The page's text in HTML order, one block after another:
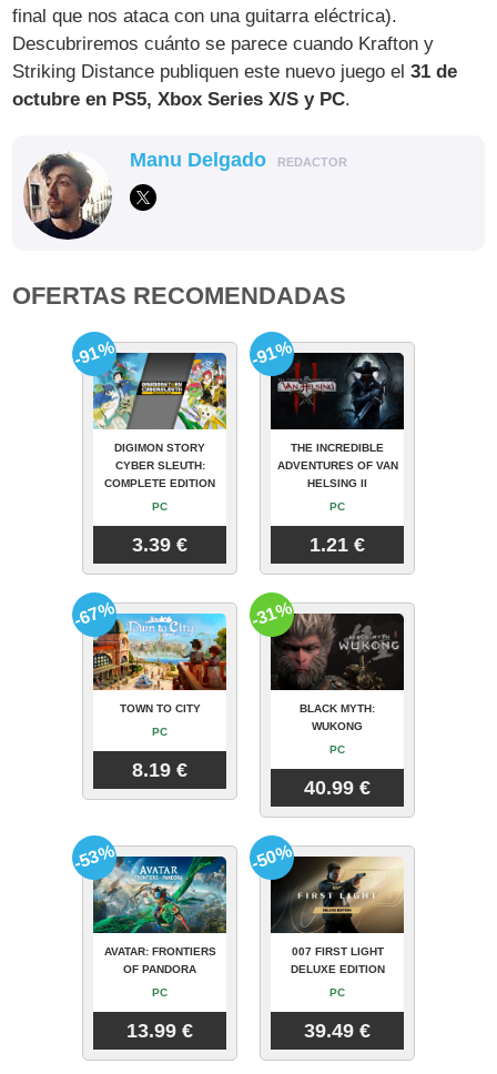
final que nos ataca con una guitarra eléctrica).
Descubriremos cuánto se parece cuando Krafton y
Striking Distance publiquen este nuevo juego el31 de
octubre en PS5, Xbox Series X/S y PC.
Manu Delgado REDACTOR
OFERTAS RECOMENDADAS
DIGIMON STORY
CYBER SLEUTH:
COMPLETE EDITION
PC
3.39 €
-91%
THE INCREDIBLE
ADVENTURES OF VAN
HELSING II
PC
1.21 €
-91%
TOWN TO CITY
PC
8.19 €
-67%
BLACK MYTH:
WUKONG
PC
40.99 €
-31%
AVATAR: FRONTIERS
OF PANDORA
PC
13.99 €
-53%
007 FIRST LIGHT
DELUXE EDITION
PC
39.49 €
-50%